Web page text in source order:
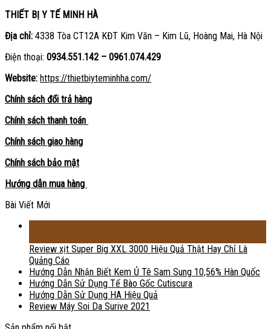
THIẾT BỊ Y TẾ MINH HÀ
Địa chỉ: 4338 Tòa CT12A KĐT Kim Văn – Kim Lũ, Hoàng Mai, Hà Nội
Điện thoại: 0934.551.142 – 0961.074.429
Website: https://thietbiyteminhha.com/
Chính sách đổi trả hàng
Chính sách thanh toán
Chính sách giao hàng
Chính sách bảo mật
Hướng dẫn mua hàng
Bài Viết Mới
Review xịt Super Big XXL 3000 Hiệu Quả Thật Hay Chỉ Là
Quảng Cáo
Hướng Dẫn Nhận Biết Kem Ủ Tê Sam Sung 10,56% Hàn Quốc
Hướng Dẫn Sử Dụng Tế Bào Gốc Cutiscura
Hướng Dẫn Sử Dụng HA Hiệu Quả
Review Máy Soi Da Surive 2021